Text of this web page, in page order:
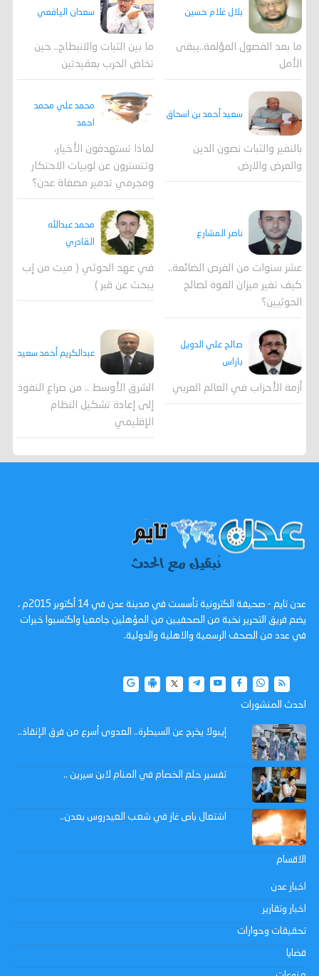
بلال غلام حسين
ما بعد الفصول المؤلمة..يبقى
الأمل
سعدان اليافعي
ما بين الثبات والانبطاح.. حين
تخاض الحرب بعقيدتين
سعيد أحمد بن اسحاق
بالنفير والثبات نصون الدين
والعرض والارض
محمد علي محمد
احمد
لماذا تستهدفون الأخيار،
وتتسترون عن لوبيات الاحتكار
ومجرمي تدمير مصفاة عدن؟
ناصر المشارع
عشر سنوات من الفرص الضائعة..
كيف تغير ميزان القوة لصالح
الحوثيين؟
محمد عبدالله
القادري
في عهد الحوثي ( ميت من إب
يبحث عن قبر )
صالح علي الدويل
باراس
أزمة الأحزاب في العالم العربي
عبدالكريم أحمد سعيد
الشرق الأوسط .. من صراع النفوذ
إلى إعادة تشكيل النظام
الإقليمي
عدن تايم - صحيفة الكترونية تأسست في مدينة عدن في 14 أكتوبر 2015م ،
يضم فريق التحرير نخبة من الصحفيين من المؤهلين جامعيا واكتسبوا خبرات
في عدد من الصحف الرسمية والاهلية والدولية.
احدث المنشورات
إيبولا يخرج عن السيطرة.. العدوى أسرع من فرق الإنقاذ..
تفسير حلم الخصام في المنام لابن سيرين ..
اشتعال باص غاز في شعب العيدروس بعدن..
الاقسام
اخبار عدن
اخبار وتقارير
تحقيقات وحوارات
قضايا